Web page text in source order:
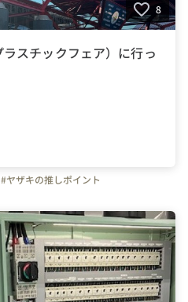
8
#ヤザキの推しポイント